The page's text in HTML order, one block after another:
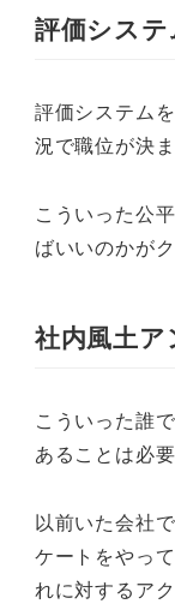
評価シス
評価システム
況で職位が決ま
こういった公
ばいいのかが
社内風土
こういった誰
あることは必要
以前いた会社
ケートをやっ
れに対するア